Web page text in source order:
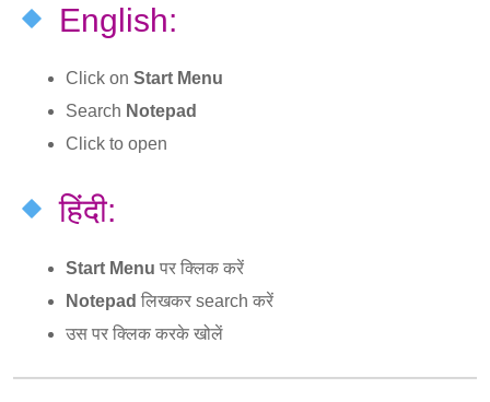
English:
Click on Start Menu
Search Notepad
Click to open
हिंदी:
Start Menu पर क्लिक करें
Notepad लिखकर search करें
उस पर क्लिक करके खोलें